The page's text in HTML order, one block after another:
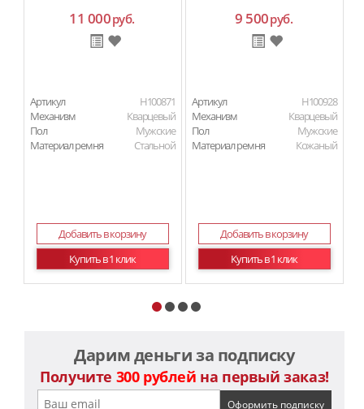
11 000руб.
Артикул
H100871
Механизм
Кварцевый
Пол
Мужские
Материал ремня
Стальной
Добавить в корзину
Купить в 1 клик
9 500руб.
Артикул
H100928
Механизм
Кварцевый
Пол
Мужские
Материал ремня
Кожаный
Добавить в корзину
Купить в 1 клик
Дарим деньги за подписку
Получите 300 рублей на первый заказ!